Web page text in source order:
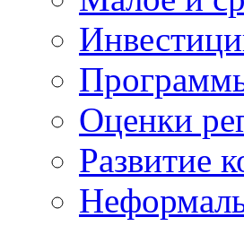
Оценки
Развитие